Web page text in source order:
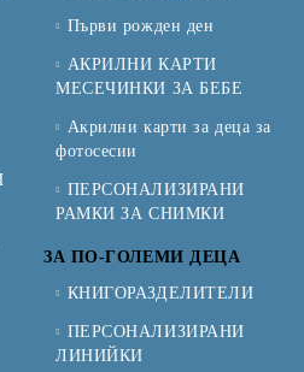
Първи рожден ден
АКРИЛНИ КАРТИ
МЕСЕЧИНКИ ЗА БЕБЕ
Акрилни карти за деца за
фотосесии
ПЕРСОНАЛИЗИРАНИ
РАМКИ ЗА СНИМКИ
ЗА ПО-ГОЛЕМИ ДЕЦА
КНИГОРАЗДЕЛИТЕЛИ
ПЕРСОНАЛИЗИРАНИ
ЛИНИЙКИ